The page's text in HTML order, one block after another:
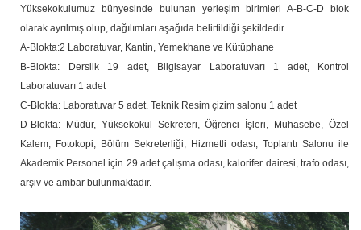
Yüksekokulumuz bünyesinde bulunan yerleşim birimleri A-B-C-D blok
olarak ayrılmış olup, dağılımları aşağıda belirtildiği şekildedir.
A-Blokta:2 Laboratuvar, Kantin, Yemekhane ve Kütüphane
B-Blokta: Derslik 19 adet, Bilgisayar Laboratuvarı 1 adet, Kontrol
Laboratuvarı 1 adet
C-Blokta: Laboratuvar 5 adet. Teknik Resim çizim salonu 1 adet
D-Blokta: Müdür, Yüksekokul Sekreteri, Öğrenci İşleri, Muhasebe, Özel
Kalem, Fotokopi, Bölüm Sekreterliği, Hizmetli odası, Toplantı Salonu ile
Akademik Personel için 29 adet çalışma odası, kalorifer dairesi, trafo odası,
arşiv ve ambar bulunmaktadır.